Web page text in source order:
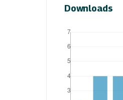
Downloads